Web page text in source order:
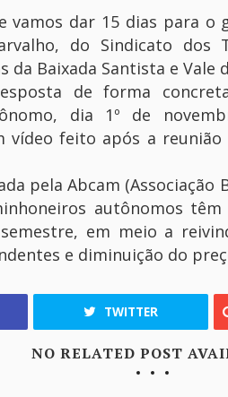
vamos dar 15 dias para o
do Sindicato dos
da Baixada Santista e Vale
de forma
dia 1º de
vídeo feito após a
pela Abcam (Associação
autônomos têm
em meio a
e diminuição do
TWITTER
NO RELATED POST